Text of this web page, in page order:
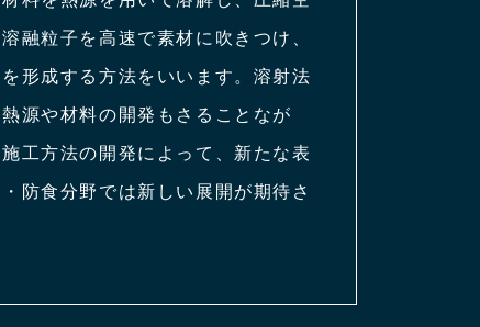
融粒子を高速で素材に吹きつけ、
形成する方法をいいます。溶射法
源や材料の開発もさることなが
工方法の開発によって、新たな表
防食分野では新しい展開が期待さ